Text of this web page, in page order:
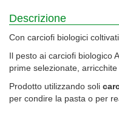
Descrizione
Con carciofi biologici coltivati
Il pesto ai carciofi biologico
prime selezionate,
Prodotto utilizzando soli
per condire la pasta o per